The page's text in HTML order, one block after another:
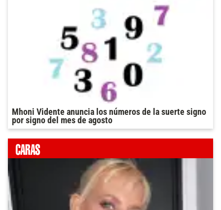
Mhoni Vidente anuncia los números de la suerte signo
por signo del mes de agosto